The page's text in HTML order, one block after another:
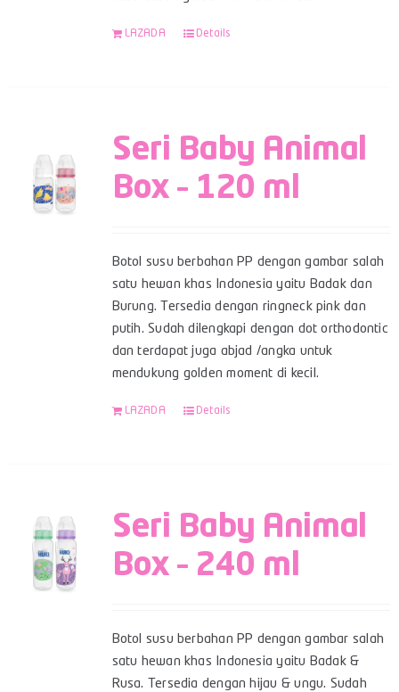
LAZADA Details
Seri Baby Animal
Box – 120 ml
Botol susu berbahan PP dengan gambar salah
satu hewan khas Indonesia yaitu Badak dan
Burung. Tersedia dengan ringneck pink dan
putih. Sudah dilengkapi dengan dot orthodontic
dan terdapat juga abjad /angka untuk
mendukung golden moment di kecil.
LAZADA Details
Seri Baby Animal
Box – 240 ml
Botol susu berbahan PP dengan gambar salah
satu hewan khas Indonesia yaitu Badak &
Rusa. Tersedia dengan hijau & ungu. Sudah